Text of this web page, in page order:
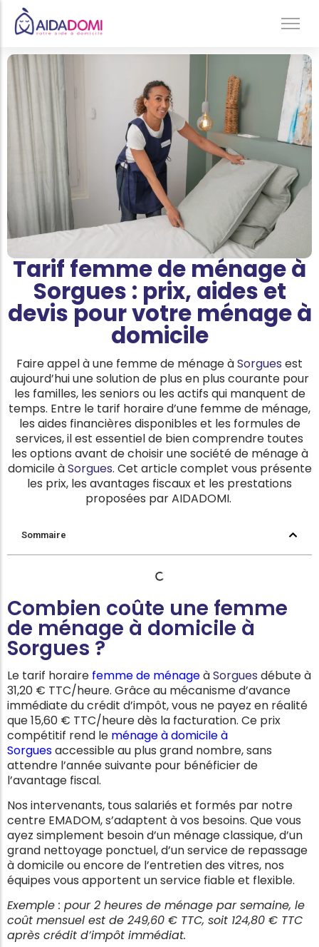
Ménage à domicile & Repassage
Garde d’enfants
Jardinage & Bricolage
Aide aux personnes âgées
Accompagnement du handicap
Téléassistance
Tarif femme de ménage à
Sorgues : prix, aides et
devis pour votre ménage à
domicile
Faire appel à une femme de ménage àSorgues est
aujourd’hui une solution de plus en plus courante pour
les familles, les seniors ou les actifs qui manquent de
temps. Entre le tarif horaire d’une femme de ménage,
les aides financières disponibles et les formules de
services, il est essentiel de bien comprendre toutes
les options avant de choisir une société de ménage à
domicile àSorgues. Cet article complet vous présente
les prix, les avantages fiscaux et les prestations
proposées par AIDADOMI.
Sommaire
Combien coûte une femme
de ménage à domicile à
Sorgues ?
Le tarif horaire femme de ménageàSorgues débute à
31,20 € TTC/heure. Grâce au mécanisme d’avance
immédiate du crédit d’impôt, vous ne payez en réalité
que 15,60 € TTC/heure dès la facturation. Ce prix
compétitif rend le ménage à domicile à
Sorguesaccessible au plus grand nombre, sans
attendre l’année suivante pour bénéficier de
l’avantage fiscal.
Nos intervenants, tous salariés et formés par notre
centre EMADOM, s’adaptent à vos besoins. Que vous
ayez simplement besoin d’un ménage classique, d’un
grand nettoyage ponctuel, d’un service de repassage
à domicile ou encore de l’entretien des vitres, nos
équipes vous apportent un service fiable et flexible.
Exemple : pour 2 heures de ménage par semaine, le
coût mensuel est de 249,60 € TTC, soit 124,80 € TTC
après crédit d’impôt immédiat.